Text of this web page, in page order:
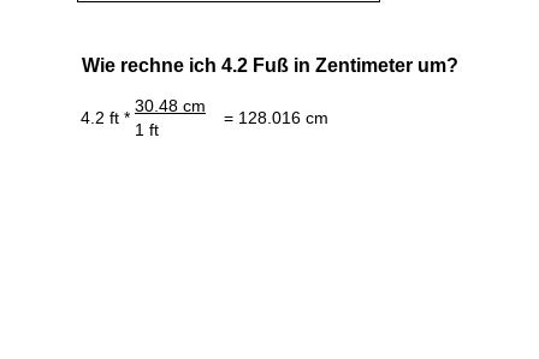
Wie rechne ich 4.2 Fuß in Zentimeter um?
4.2 ft *
30.48 cm
= 128.016 cm
1 ft